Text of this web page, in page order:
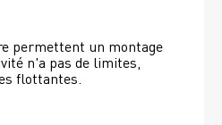
permettent un montage
n'a pas de limites,
flottantes.